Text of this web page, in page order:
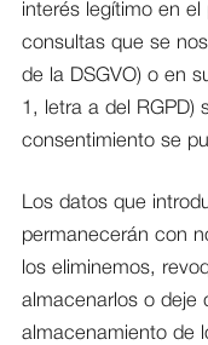
interés legítimo en
consultas que se
de la DSGVO) o en
1, letra a del RGPD)
consentimiento se
Los datos que
permanecerán con
los eliminemos,
almacenarlos o deje
almacenamiento de